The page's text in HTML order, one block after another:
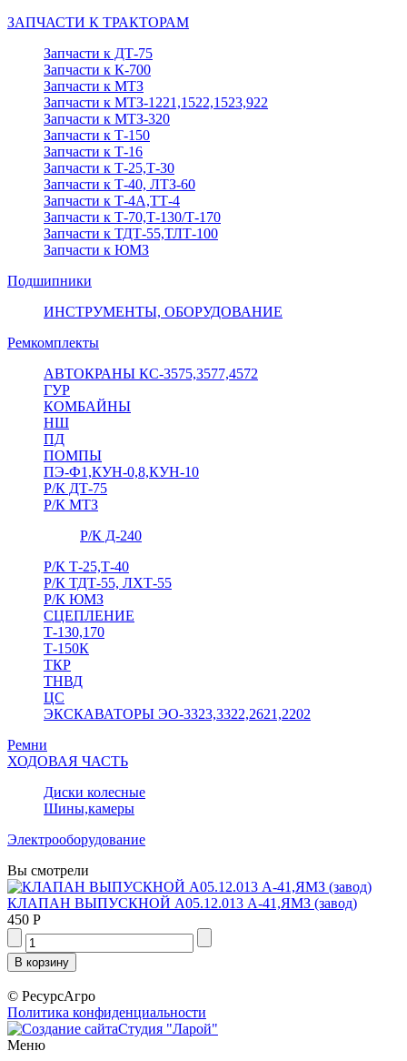
ЗАПЧАСТИ К ТРАКТОРАМ
Запчасти к ДТ-75
Запчасти к К-700
Запчасти к МТЗ
Запчасти к МТЗ-1221,1522,1523,922
Запчасти к МТЗ-320
Запчасти к Т-150
Запчасти к Т-16
Запчасти к Т-25,Т-30
Запчасти к Т-40, ЛТЗ-60
Запчасти к Т-4А,ТТ-4
Запчасти к Т-70,Т-130/Т-170
Запчасти к ТДТ-55,ТЛТ-100
Запчасти к ЮМЗ
Подшипники
ИНСТРУМЕНТЫ, ОБОРУДОВАНИЕ
Ремкомплекты
АВТОКРАНЫ КС-3575,3577,4572
ГУР
КОМБАЙНЫ
НШ
ПД
ПОМПЫ
ПЭ-Ф1,КУН-0,8,КУН-10
Р/К ДТ-75
Р/К МТЗ
Р/К Д-240
Р/К Т-25,Т-40
Р/К ТДТ-55, ЛХТ-55
Р/К ЮМЗ
СЦЕПЛЕНИЕ
Т-130,170
Т-150К
ТКР
ТНВД
ЦС
ЭКСКАВАТОРЫ ЭО-3323,3322,2621,2202
Ремни
ХОДОВАЯ ЧАСТЬ
Диски колесные
Шины,камеры
Электрооборудование
Вы смотрели
КЛАПАН ВЫПУСКНОЙ А05.12.013 А-41,ЯМЗ (завод)
450 Р
© РесурсАгро
Политика конфиденциальности
Студия "Ларой"
Меню